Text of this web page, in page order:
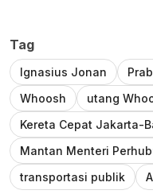
Tag
Ignasius Jonan
Whoosh
utang
Kereta Cepat Jakarta-
Mantan Menteri
transportasi publik